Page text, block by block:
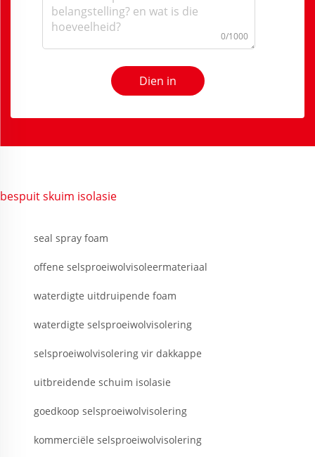
0/1000
Dien in
bespuit skuim isolasie
seal spray foam
offene selsproeiwolvisoleermateriaal
waterdigte uitdruipende foam
waterdigte selsproeiwolvisolering
selsproeiwolvisolering vir dakkappe
uitbreidende schuim isolasie
goedkoop selsproeiwolvisolering
kommerciële selsproeiwolvisolering